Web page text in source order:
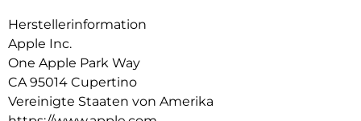
Herstellerinformation
Apple Inc.
One Apple Park Way
CA 95014 Cupertino
Vereinigte Staaten von Amerika